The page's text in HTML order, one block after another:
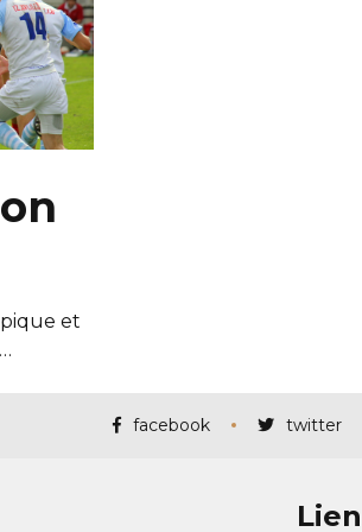
et
facebook twitter